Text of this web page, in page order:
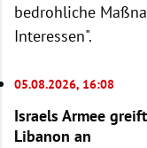
bedrohliche
Interessen".
05.08.2026, 16:08
Israels Armee
Libanon an